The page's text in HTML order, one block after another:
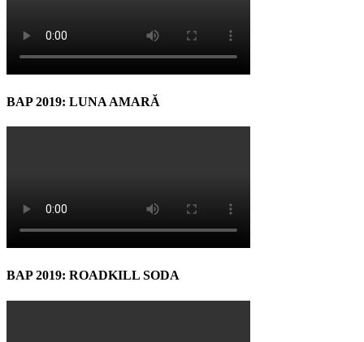
BAP 2019: LUNA AMARĂ
BAP 2019: ROADKILL SODA